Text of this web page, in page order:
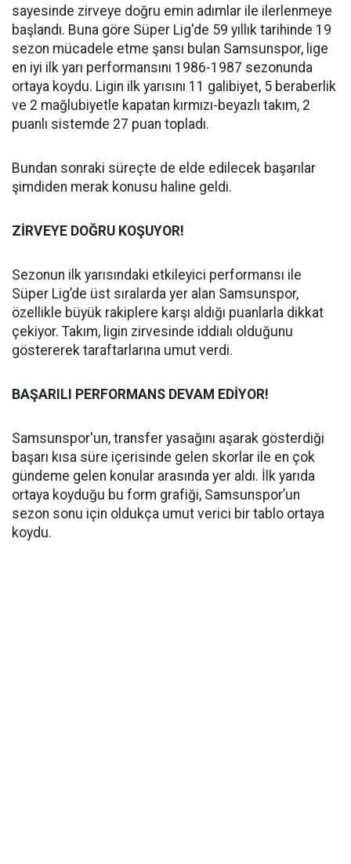
sayesinde zirveye doğru emin adımlar ile ilerlenmeye
başlandı. Buna göre Süper Lig'de 59 yıllık tarihinde 19
sezon mücadele etme şansı bulan Samsunspor, lige
en iyi ilk yarı performansını 1986-1987 sezonunda
ortaya koydu. Ligin ilk yarısını 11 galibiyet, 5 beraberlik
ve 2 mağlubiyetle kapatan kırmızı-beyazlı takım, 2
puanlı sistemde 27 puan topladı.
Bundan sonraki süreçte de elde edilecek başarılar
şimdiden merak konusu haline geldi.
ZİRVEYE DOĞRU KOŞUYOR!
Sezonun ilk yarısındaki etkileyici performansı ile
Süper Lig’de üst sıralarda yer alan Samsunspor,
özellikle büyük rakiplere karşı aldığı puanlarla dikkat
çekiyor. Takım, ligin zirvesinde iddialı olduğunu
göstererek taraftarlarına umut verdi.
BAŞARILI PERFORMANS DEVAM EDİYOR!
Samsunspor'un, transfer yasağını aşarak gösterdiği
başarı kısa süre içerisinde gelen skorlar ile en çok
gündeme gelen konular arasında yer aldı. İlk yarıda
ortaya koyduğu bu form grafiği, Samsunspor’un
sezon sonu için oldukça umut verici bir tablo ortaya
koydu.